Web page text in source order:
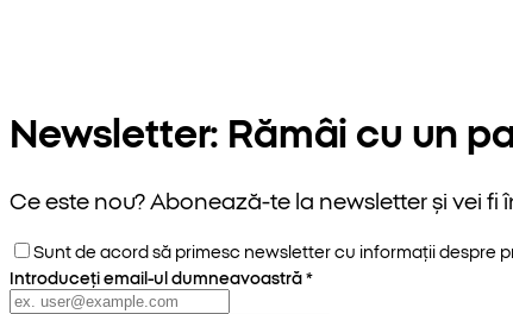
Newsletter: Rămâi cu un
Ce este nou? Abonează-te la newsletter și vei
Sunt de acord să primesc newsletter cu informații despre
Introduceți email-ul dumneavoastră*